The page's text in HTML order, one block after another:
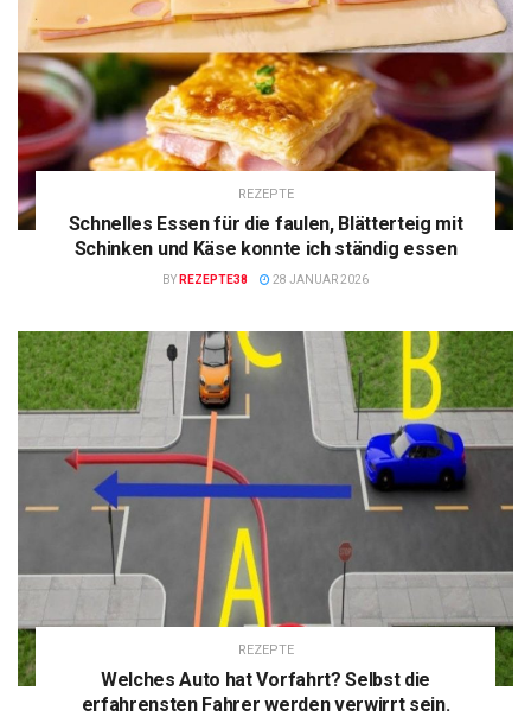
REZEPTE
Schnelles Essen für die faulen, Blätterteig mit
Schinken und Käse konnte ich ständig essen
BY REZEPTE38 28 JANUAR 2026
REZEPTE
Welches Auto hat Vorfahrt? Selbst die
erfahrensten Fahrer werden verwirrt sein.